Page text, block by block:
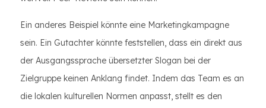
Ein anderes Beispiel könnte eine Marketingkampagne
sein. Ein Gutachter könnte feststellen, dass ein direkt aus
der Ausgangssprache übersetzter Slogan bei der
Zielgruppe keinen Anklang findet. Indem das Team es an
die lokalen kulturellen Normen anpasst, stellt es den